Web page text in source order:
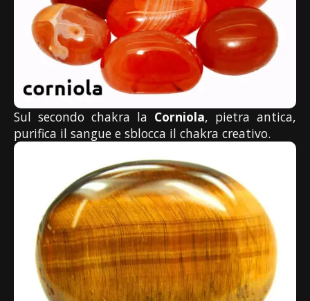
Sul secondo chakra la Corniola, pietra antica,
purifica il sangue e sblocca il chakra creativo.